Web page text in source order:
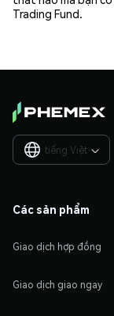
Trading Fund.
tiếng Việt 
Các sản phẩm
Giao dịch hợp đồng
Giao dịch giao ngay